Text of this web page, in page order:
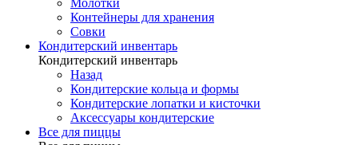
Контейнеры для хранения
Совки
Кондитерский инвентарь
Кондитерский инвентарь
Назад
Кондитерские кольца и формы
Кондитерские лопатки и кисточки
Аксессуары кондитерские
Все для пиццы